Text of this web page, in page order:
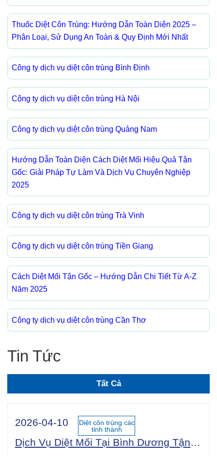
Thuốc Diệt Côn Trùng: Hướng Dẫn Toàn Diện 2025 –
Phân Loại, Sử Dụng An Toàn & Quy Định Mới Nhất
Công ty dịch vụ diệt côn trùng Bình Định
Công ty dịch vụ diệt côn trùng Hà Nội
Công ty dịch vụ diệt côn trùng Quảng Nam
Hướng Dẫn Toàn Diện Cách Diệt Mối Hiệu Quả Tận
Gốc: Giải Pháp Tự Làm Và Dịch Vụ Chuyên Nghiệp
2025
Công ty dịch vụ diệt côn trùng Trà Vinh
Công ty dịch vụ diệt côn trùng Tiền Giang
Cách Diệt Mối Tận Gốc – Hướng Dẫn Chi Tiết Từ A-Z
Năm 2025
Công ty dịch vụ diệt côn trùng Cần Thơ
Tin Tức
Tất Cả
2026-04-10
Diệt côn trùng các
tỉnh thành
Dịch Vụ Diệt Mối Tại Bình Dương Tận Gốc 100% An Toàn Sinh Học | Công Ty Uy Tín Năm 2025